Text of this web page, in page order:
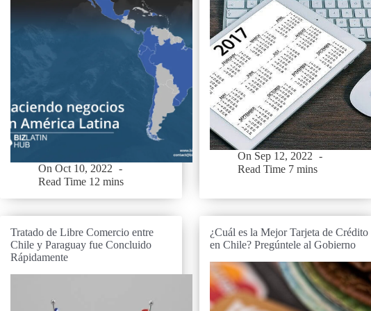
On Oct 10, 2022
Read Time 12 mins
On Sep 12, 2022
Read Time 7 mins
Tratado de Libre Comercio entre
Chile y Paraguay fue Concluido
Rápidamente
¿Cuál es la Mejor Tarjeta de Crédito
en Chile? Pregúntele al Gobierno